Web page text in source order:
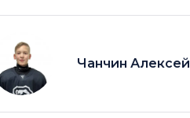
Чанчин Алексей